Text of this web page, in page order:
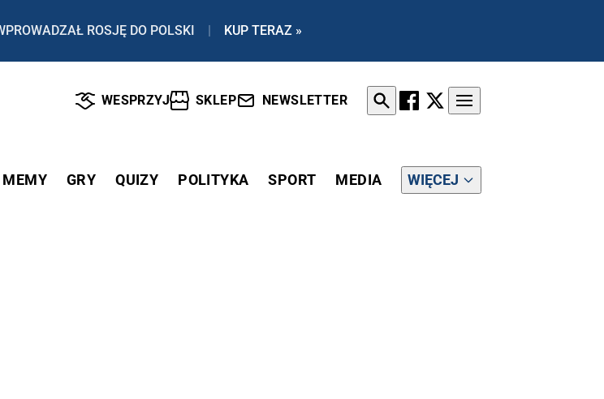
ROSJĘ DO POLSKI | KUP TERAZ »
WESPRZYJ SKLEP NEWSLETTER
MEMY GRY QUIZY POLITYKA SPORT MEDIA WIĘCEJ